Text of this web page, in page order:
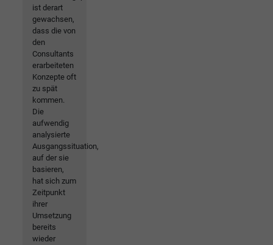
ist derart
gewachsen,
dass die von
den
Consultants
erarbeiteten
Konzepte oft
zu spät
kommen.
Die
aufwendig
analysierte
Ausgangssituation,
auf der sie
basieren,
hat sich zum
Zeitpunkt
ihrer
Umsetzung
bereits
wieder